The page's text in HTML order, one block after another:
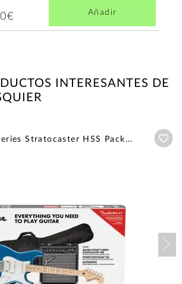
Añadir
INTERESANTES DE
Stratocaster HSS Pack...